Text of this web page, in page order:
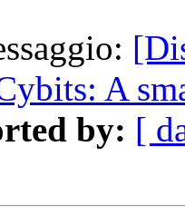
A
by: [